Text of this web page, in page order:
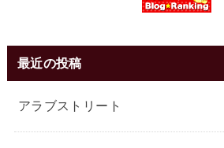
最近の投稿
アラブストリート